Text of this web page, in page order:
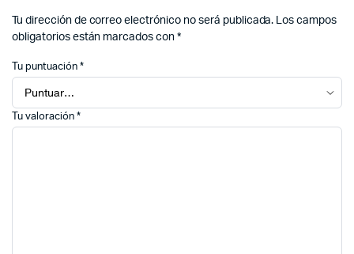
Tu dirección de correo electrónico no será publicada. Los campos
obligatorios están marcados con*
Tu puntuación *
Tu valoración *